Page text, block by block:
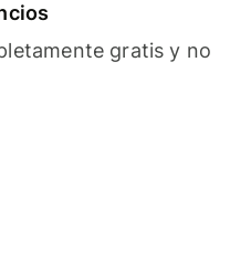
gratis y no